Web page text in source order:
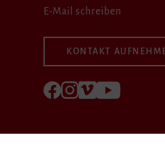
E-Mail schreiben
KONTAKT
Folgen Sie uns auf
Folgen Sie uns auf
Besuchen Sie